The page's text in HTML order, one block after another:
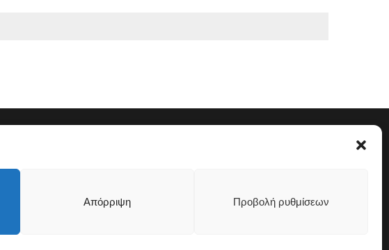
Απόρριψη Προβολή ρυθμίσεων